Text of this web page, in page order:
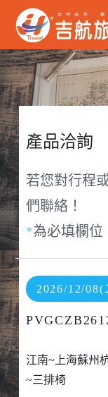
產品洽詢
若您對行程
們聯絡！
*為必填欄位
2026/12/08(
江南~上海蘇州
~三排椅